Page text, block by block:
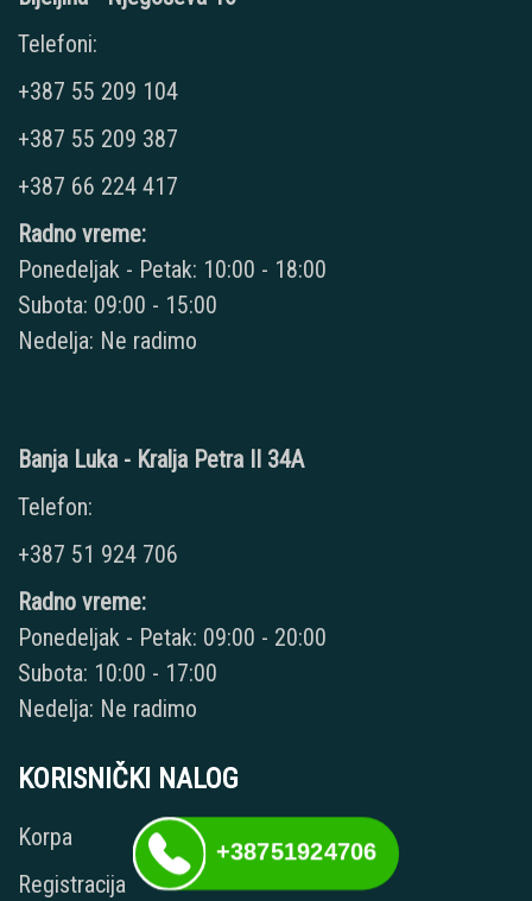
Telefoni:
+387 55 209 104
+387 55 209 387
+387 66 224 417
Radno vreme:
Ponedeljak - Petak: 10:00 - 18:00
Subota: 09:00 - 15:00
Nedelja: Ne radimo
Banja Luka - Kralja Petra II 34A
Telefon:
+387 51 924 706
Radno vreme:
Ponedeljak - Petak: 09:00 - 20:00
Subota: 10:00 - 17:00
Nedelja: Ne radimo
KORISNIČKI NALOG
Korpa
Registracija
+38751924706